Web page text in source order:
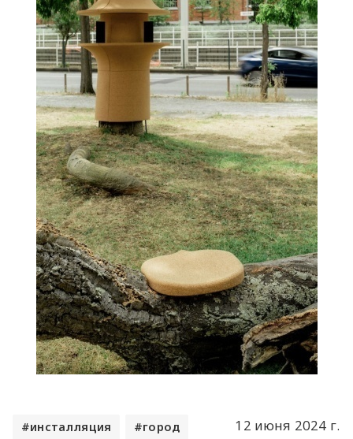
12 июня 2024 г.
инсталляция город